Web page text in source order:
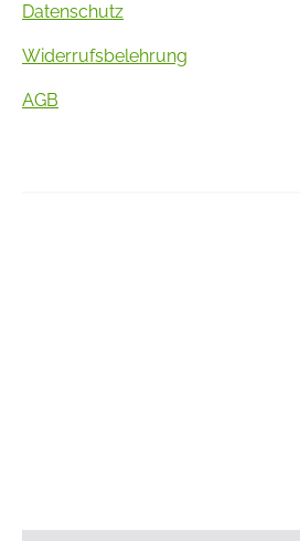
Datenschutz
Widerrufsbelehrung
AGB